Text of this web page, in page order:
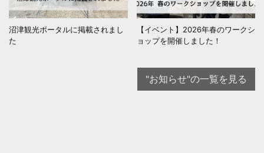
沼津観光ポータルに掲載されまし
た
【イベント】2026年春のワークシ
ョップを開催しました！
"お知らせ"の一覧を見る